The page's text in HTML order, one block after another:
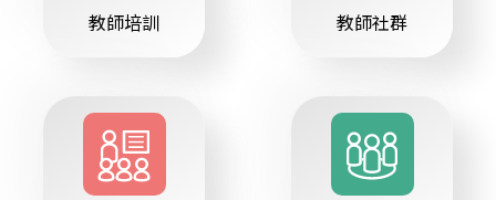
教師培訓 教師社群